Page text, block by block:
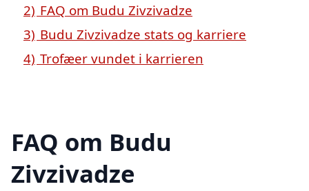
2) FAQ om Budu Zivzivadze
3) Budu Zivzivadze stats og karriere
4) Trofæer vundet i karrieren
FAQ om Budu
Zivzivadze